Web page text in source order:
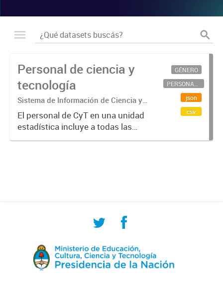
Personal de ciencia y
tecnología
Sistema de Información de Ciencia y
Tecnología Argentino (SICYTAR)
El personal de CyT en una unidad
estadística incluye a todas las
personas involucradas
GÉNERO
PERSONAL CIENTÍFICO-TECNOLÓGICO
json
csv